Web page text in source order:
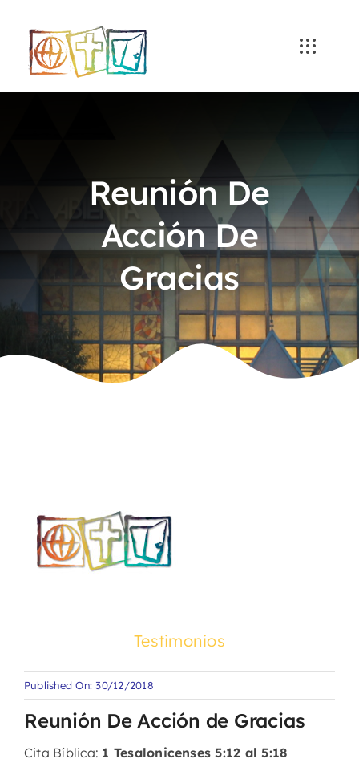
content
Reunión De
Acción De
Gracias
Testimonios
Published On: 30/12/2018
Reunión De Acción de Gracias
Cita Bíblica: 1 Tesalonicenses 5:12 al 5:18